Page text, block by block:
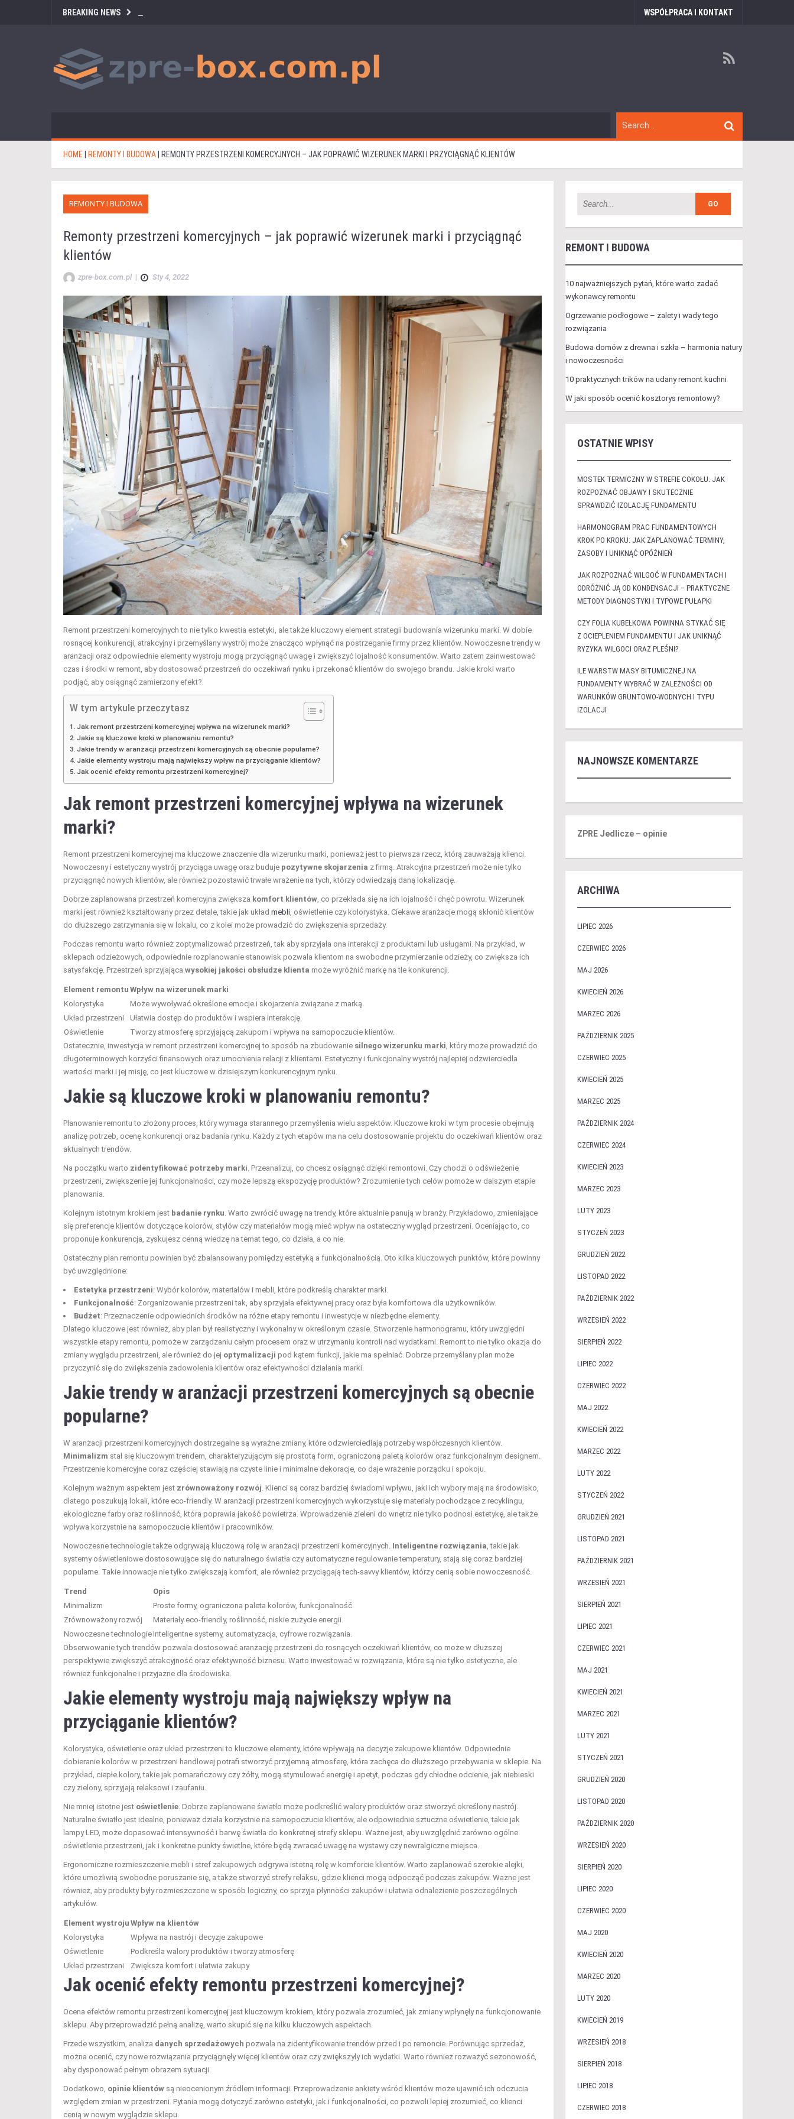
BREAKING NEWS WSPÓŁPRACA I KONTAKT
HOME REMONTY I BUDOWA REMONTY PRZESTRZENI KOMERCYJNYCH – JAK POPRAWIĆ WIZERUNEK MARKI I PRZYCIĄGNĄĆ KLIENTÓW
REMONTY I BUDOWA
Remonty przestrzeni komercyjnych – jak poprawić wizerunek marki i przyciągnąć
klientów
zpre-box.com.pl | Sty 4, 2022
Remont przestrzeni komercyjnych to nie tylko kwestia estetyki, ale także kluczowy element strategii budowania wizerunku marki. W dobie
rosnącej konkurencji, atrakcyjny i przemyślany wystrój może znacząco wpłynąć na postrzeganie firmy przez klientów. Nowoczesne trendy w
aranżacji oraz odpowiednie elementy wystroju mogą przyciągnąć uwagę i zwiększyć lojalność konsumentów. Warto zatem zainwestować
czas i środki w remont, aby dostosować przestrzeń do oczekiwań rynku i przekonać klientów do swojego brandu. Jakie kroki warto
podjąć, aby osiągnąć zamierzony efekt?
W tym artykule przeczytasz
Jak remont przestrzeni komercyjnej wpływa na wizerunek marki?
Jakie są kluczowe kroki w planowaniu remontu?
Jakie trendy w aranżacji przestrzeni komercyjnych są obecnie popularne?
Jakie elementy wystroju mają największy wpływ na przyciąganie klientów?
Jak ocenić efekty remontu przestrzeni komercyjnej?
Jak remont przestrzeni komercyjnej wpływa na wizerunek
marki?
Remont przestrzeni komercyjnej ma kluczowe znaczenie dla wizerunku marki, ponieważ jest to pierwsza rzecz, którą zauważają klienci.
Nowoczesny i estetyczny wystrój przyciąga uwagę oraz buduje pozytywne skojarzenia z firmą. Atrakcyjna przestrzeń może nie tylko
przyciągnąć nowych klientów, ale również pozostawić trwałe wrażenie na tych, którzy odwiedzają daną lokalizację.
Dobrze zaplanowana przestrzeń komercyjna zwiększa komfort klientów , co przekłada się na ich lojalność i chęć powrotu. Wizerunek
marki jest również kształtowany przez detale, takie jak układ mebli , oświetlenie czy kolorystyka. Ciekawe aranżacje mogą skłonić klientów
do dłuższego zatrzymania się w lokalu, co z kolei może prowadzić do zwiększenia sprzedaży.
Podczas remontu warto również zoptymalizować przestrzeń, tak aby sprzyjała ona interakcji z produktami lub usługami. Na przykład, w
sklepach odzieżowych, odpowiednie rozplanowanie stanowisk pozwala klientom na swobodne przymierzanie odzieży, co zwiększa ich
satysfakcję. Przestrzeń sprzyjająca wysokiej jakości obsłudze klienta może wyróżnić markę na tle konkurencji.
Element remontu Wpływ na wizerunek marki
Kolorystyka
Może wywoływać określone emocje i skojarzenia związane z marką.
Układ przestrzeni
Ułatwia dostęp do produktów i wspiera interakcję.
Oświetlenie
Tworzy atmosferę sprzyjającą zakupom i wpływa na samopoczucie klientów.
Ostatecznie, inwestycja w remont przestrzeni komercyjnej to sposób na zbudowanie silnego wizerunku marki , który może prowadzić do
długoterminowych korzyści finansowych oraz umocnienia relacji z klientami. Estetyczny i funkcjonalny wystrój najlepiej odzwierciedla
wartości marki i jej misję, co jest kluczowe w dzisiejszym konkurencyjnym rynku.
Jakie są kluczowe kroki w planowaniu remontu?
Planowanie remontu to złożony proces, który wymaga starannego przemyślenia wielu aspektów. Kluczowe kroki w tym procesie obejmują
analizę potrzeb, ocenę konkurencji oraz badania rynku. Każdy z tych etapów ma na celu dostosowanie projektu do oczekiwań klientów oraz
aktualnych trendów.
Na początku warto zidentyfikować potrzeby marki . Przeanalizuj, co chcesz osiągnąć dzięki remontowi. Czy chodzi o odświeżenie
przestrzeni, zwiększenie jej funkcjonalności, czy może lepszą ekspozycję produktów? Zrozumienie tych celów pomoże w dalszym etapie
planowania.
Kolejnym istotnym krokiem jest badanie rynku . Warto zwrócić uwagę na trendy, które aktualnie panują w branży. Przykładowo, zmieniające
się preferencje klientów dotyczące kolorów, stylów czy materiałów mogą mieć wpływ na ostateczny wygląd przestrzeni. Oceniając to, co
proponuje konkurencja, zyskujesz cenną wiedzę na temat tego, co działa, a co nie.
Ostateczny plan remontu powinien być zbalansowany pomiędzy estetyką a funkcjonalnością. Oto kilka kluczowych punktów, które powinny
być uwzględnione:
Estetyka przestrzeni: Wybór kolorów, materiałów i mebli, które podkreślą charakter marki.
Funkcjonalność: Zorganizowanie przestrzeni tak, aby sprzyjała efektywnej pracy oraz była komfortowa dla użytkowników.
Budżet: Przeznaczenie odpowiednich środków na różne etapy remontu i inwestycje w niezbędne elementy.
Dlatego kluczowe jest również, aby plan był realistyczny i wykonalny w określonym czasie. Stworzenie harmonogramu, który uwzględni
wszystkie etapy remontu, pomoże w zarządzaniu całym procesem oraz w utrzymaniu kontroli nad wydatkami. Remont to nie tylko okazja do
zmiany wyglądu przestrzeni, ale również do jej optymalizacji pod kątem funkcji, jakie ma spełniać. Dobrze przemyślany plan może
przyczynić się do zwiększenia zadowolenia klientów oraz efektywności działania marki.
Jakie trendy w aranżacji przestrzeni komercyjnych są obecnie
popularne?
W aranżacji przestrzeni komercyjnych dostrzegalne są wyraźne zmiany, które odzwierciedlają potrzeby współczesnych klientów.
Minimalizm stał się kluczowym trendem, charakteryzującym się prostotą form, ograniczoną paletą kolorów oraz funkcjonalnym designem.
Przestrzenie komercyjne coraz częściej stawiają na czyste linie i minimalne dekoracje, co daje wrażenie porządku i spokoju.
Kolejnym ważnym aspektem jest zrównoważony rozwój . Klienci są coraz bardziej świadomi wpływu, jaki ich wybory mają na środowisko,
dlatego poszukują lokali, które eco-friendly. W aranżacji przestrzeni komercyjnych wykorzystuje się materiały pochodzące z recyklingu,
ekologiczne farby oraz roślinność, która poprawia jakość powietrza. Wprowadzenie zieleni do wnętrz nie tylko podnosi estetykę, ale także
wpływa korzystnie na samopoczucie klientów i pracowników.
Nowoczesne technologie także odgrywają kluczową rolę w aranżacji przestrzeni komercyjnych. Inteligentne rozwiązania , takie jak
systemy oświetleniowe dostosowujące się do naturalnego światła czy automatyczne regulowanie temperatury, stają się coraz bardziej
popularne. Takie innowacje nie tylko zwiększają komfort, ale również przyciągają tech-savvy klientów, którzy cenią sobie nowoczesność.
Trend
Opis
Minimalizm
Proste formy, ograniczona paleta kolorów, funkcjonalność.
Zrównoważony rozwój
Materiały eco-friendly, roślinność, niskie zużycie energii.
Nowoczesne technologieInteligentne systemy, automatyzacja, cyfrowe rozwiązania.
Obserwowanie tych trendów pozwala dostosować aranżację przestrzeni do rosnących oczekiwań klientów, co może w dłuższej
perspektywie zwiększyć atrakcyjność oraz efektywność biznesu. Warto inwestować w rozwiązania, które są nie tylko estetyczne, ale
również funkcjonalne i przyjazne dla środowiska.
Jakie elementy wystroju mają największy wpływ na
przyciąganie klientów?
Kolorystyka, oświetlenie oraz układ przestrzeni to kluczowe elementy, które wpływają na decyzje zakupowe klientów. Odpowiednie
dobieranie kolorów w przestrzeni handlowej potrafi stworzyć przyjemną atmosferę, która zachęca do dłuższego przebywania w sklepie. Na
przykład, ciepłe kolory, takie jak pomarańczowy czy żółty, mogą stymulować energię i apetyt, podczas gdy chłodne odcienie, jak niebieski
czy zielony, sprzyjają relaksowi i zaufaniu.
Nie mniej istotne jest oświetlenie . Dobrze zaplanowane światło może podkreślić walory produktów oraz stworzyć określony nastrój.
Naturalne światło jest idealne, ponieważ działa korzystnie na samopoczucie klientów, ale odpowiednie sztuczne oświetlenie, takie jak
lampy LED, może dopasować intensywność i barwę światła do konkretnej strefy sklepu. Ważne jest, aby uwzględnić zarówno ogólne
oświetlenie przestrzeni, jak i konkretne punkty świetlne, które będą zwracać uwagę na wystawy czy newralgiczne miejsca.
Ergonomiczne rozmieszczenie mebli i stref zakupowych odgrywa istotną rolę w komforcie klientów. Warto zaplanować szerokie alejki,
które umożliwią swobodne poruszanie się, a także stworzyć strefy relaksu, gdzie klienci mogą odpocząć podczas zakupów. Ważne jest
również, aby produkty były rozmieszczone w sposób logiczny, co sprzyja płynności zakupów i ułatwia odnalezienie poszczególnych
artykułów.
Element wystroju Wpływ na klientów
Kolorystyka
Wpływa na nastrój i decyzje zakupowe
Oświetlenie
Podkreśla walory produktów i tworzy atmosferę
Układ przestrzeni
Zwiększa komfort i ułatwia zakupy
Jak ocenić efekty remontu przestrzeni komercyjnej?
Ocena efektów remontu przestrzeni komercyjnej jest kluczowym krokiem, który pozwala zrozumieć, jak zmiany wpłynęły na funkcjonowanie
sklepu. Aby przeprowadzić pełną analizę, warto skupić się na kilku kluczowych aspektach.
Przede wszystkim, analiza danych sprzedażowych pozwala na zidentyfikowanie trendów przed i po remoncie. Porównując sprzedaż,
można ocenić, czy nowe rozwiązania przyciągnęły więcej klientów oraz czy zwiększyły ich wydatki. Warto również rozważyć sezonowość,
aby dysponować pełnym obrazem sytuacji.
Dodatkowo, opinie klientów są nieocenionym źródłem informacji. Przeprowadzenie ankiety wśród klientów może ujawnić ich odczucia
względem zmian w przestrzeni. Pytania mogą dotyczyć zarówno estetyki, jak i funkcjonalności, co pozwoli lepiej zrozumieć, co klienci
cenią w nowym wyglądzie sklepu.
REMONT I BUDOWA
10 najważniejszych pytań, które warto zadać
wykonawcy remontu
Ogrzewanie podłogowe – zalety i wady tego
rozwiązania
Budowa domów z drewna i szkła – harmonia natury
i nowoczesności
10 praktycznych trików na udany remont kuchni
W jaki sposób ocenić kosztorys remontowy?
OSTATNIE WPISY
MOSTEK TERMICZNY W STREFIE COKOŁU: JAK
ROZPOZNAĆ OBJAWY I SKUTECZNIE
SPRAWDZIĆ IZOLACJĘ FUNDAMENTU
HARMONOGRAM PRAC FUNDAMENTOWYCH
KROK PO KROKU: JAK ZAPLANOWAĆ TERMINY,
ZASOBY I UNIKNĄĆ OPÓŹNIEŃ
JAK ROZPOZNAĆ WILGOĆ W FUNDAMENTACH I
ODRÓŻNIĆ JĄ OD KONDENSACJI – PRAKTYCZNE
METODY DIAGNOSTYKI I TYPOWE PUŁAPKI
CZY FOLIA KUBEŁKOWA POWINNA STYKAĆ SIĘ
Z OCIEPLENIEM FUNDAMENTU I JAK UNIKNĄĆ
RYZYKA WILGOCI ORAZ PLEŚNI?
ILE WARSTW MASY BITUMICZNEJ NA
FUNDAMENTY WYBRAĆ W ZALEŻNOŚCI OD
WARUNKÓW GRUNTOWO-WODNYCH I TYPU
IZOLACJI
NAJNOWSZE KOMENTARZE
ZPRE Jedlicze – opinie
ARCHIWA
LIPIEC 2026
CZERWIEC 2026
MAJ 2026
KWIECIEŃ 2026
MARZEC 2026
PAŹDZIERNIK 2025
CZERWIEC 2025
KWIECIEŃ 2025
MARZEC 2025
PAŹDZIERNIK 2024
CZERWIEC 2024
KWIECIEŃ 2023
MARZEC 2023
LUTY 2023
STYCZEŃ 2023
GRUDZIEŃ 2022
LISTOPAD 2022
PAŹDZIERNIK 2022
WRZESIEŃ 2022
SIERPIEŃ 2022
LIPIEC 2022
CZERWIEC 2022
MAJ 2022
KWIECIEŃ 2022
MARZEC 2022
LUTY 2022
STYCZEŃ 2022
GRUDZIEŃ 2021
LISTOPAD 2021
PAŹDZIERNIK 2021
WRZESIEŃ 2021
SIERPIEŃ 2021
LIPIEC 2021
CZERWIEC 2021
MAJ 2021
KWIECIEŃ 2021
MARZEC 2021
LUTY 2021
STYCZEŃ 2021
GRUDZIEŃ 2020
LISTOPAD 2020
PAŹDZIERNIK 2020
WRZESIEŃ 2020
SIERPIEŃ 2020
LIPIEC 2020
CZERWIEC 2020
MAJ 2020
KWIECIEŃ 2020
MARZEC 2020
LUTY 2020
KWIECIEŃ 2019
WRZESIEŃ 2018
SIERPIEŃ 2018
LIPIEC 2018
CZERWIEC 2018